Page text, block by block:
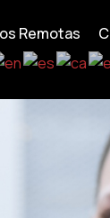
Remotas